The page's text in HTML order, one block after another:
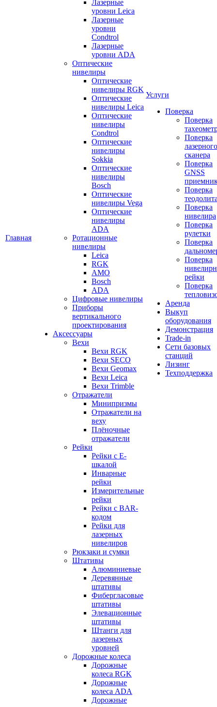
Главная
Лазерные
уровни Leica
Лазерные
уровни
Condtrol
Лазерные
уровни ADA
Оптические
нивелиры
Оптические
нивелиры RGK
Оптические
нивелиры Leica
Оптические
нивелиры
Condtrol
Оптические
нивелиры
Sokkia
Оптические
нивелиры
Bosch
Оптические
нивелиры Vega
Оптические
нивелиры
ADA
Ротационные
нивелиры
Leica
RGK
AMO
Bosch
ADA
Цифровые нивелиры
Приборы
вертикального
проектирования
Аксессуары
Вехи
Вехи RGK
Вехи SECO
Вехи Geomax
Вехи Leica
Вехи Trimble
Отражатели
Минипризмы
Отражатели на
веху
Плёночные
отражатели
Рейки
Рейки с E-
шкалой
Инварные
рейки
Измерительные
рейки
Рейки с BAR-
кодом
Рейки для
лазерных
нивелиров
Рюкзаки и сумки
Штативы
Алюминиевые
Деревянные
штативы
Фибергласовые
штативы
Элевационные
штативы
Штанги для
лазерных
уровней
Дорожные колеса
Дорожные
колеса RGK
Дорожные
колеса ADA
Дорожные
Услуги
Поверка
Поверка
Поверка
лазерного
сканера
Поверка
GNSS
Поверка
Поверка
нивелира
Поверка
рулетки
Поверка
Поверка
рейки
Поверка
Аренда
Выкуп
оборудования
Демонстрация
Trade-in
Сети базовых
станций
Лизинг
Техподдержка